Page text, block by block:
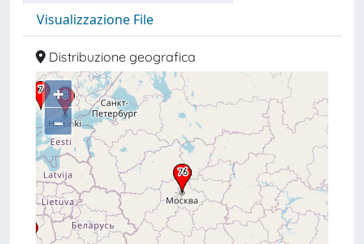
Visualizzazione File
Distribuzione geografica
+
–